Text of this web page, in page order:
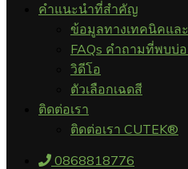
คำแนะนำที่สำคัญ
ข้อมูลทางเทคนิคแล
FAQs คำถามที่พบบ่
วิดีโอ
ตัวเลือกเฉดสี
ติดต่อเรา
ติดต่อเรา CUTEK®
0868818776